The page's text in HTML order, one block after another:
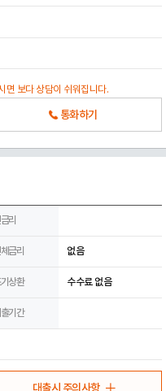
면 보다 상담이 쉬워집니다.
통화하기
리
금리 없음
상환 수수료 없음
기간